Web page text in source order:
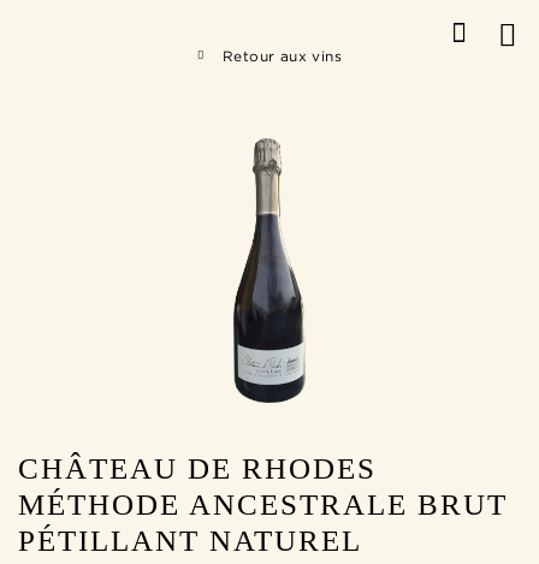
Retour aux vins
CHÂTEAU DE RHODES
MÉTHODE ANCESTRALE BRUT
PÉTILLANT NATUREL